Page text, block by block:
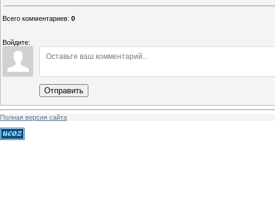
Всего комментариев: 0
Войдите:
Отправить
Полная версия сайта